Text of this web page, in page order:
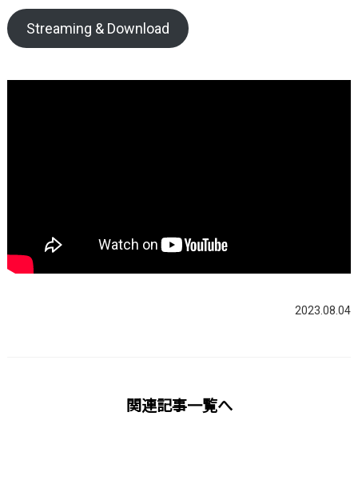
Streaming & Download
2023.08.04
関連記事一覧へ